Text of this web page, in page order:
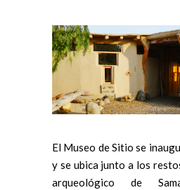
El Museo de Sitio se
y se ubica junto a los
arqueológico de